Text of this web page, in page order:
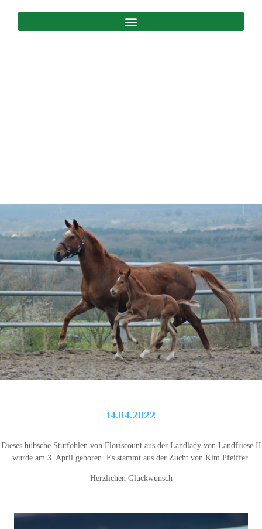
14.04.2022
Dieses hübsche Stutfohlen von Floriscount aus der Landlady von Landfriese II
wurde am 3. April geboren. Es stammt aus der Zucht von Kim Pfeiffer.
Herzlichen Glückwunsch